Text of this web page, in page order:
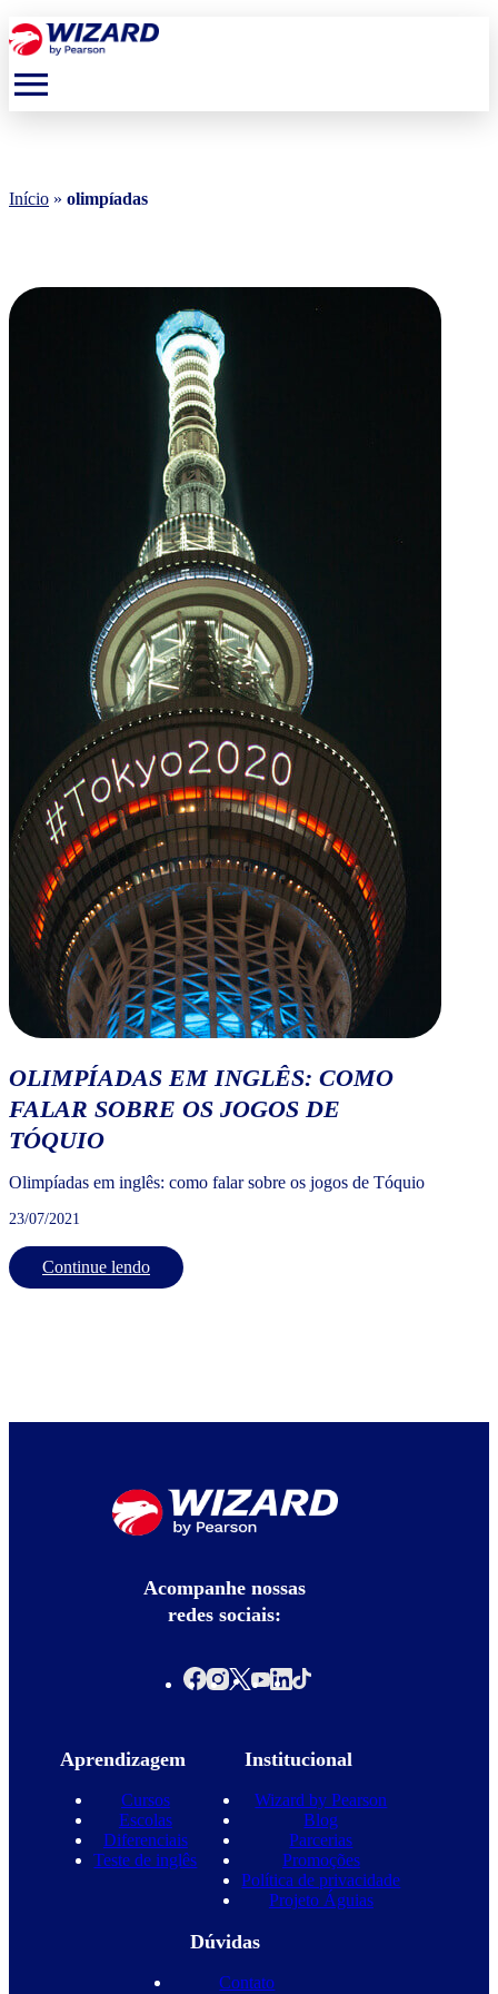
menu
Início » olimpíadas
OLIMPÍADAS EM INGLÊS: COMO
FALAR SOBRE OS JOGOS DE
TÓQUIO
Olimpíadas em inglês: como falar sobre os jogos de Tóquio
23/07/2021
Continue lendo
Acompanhe nossas
redes sociais:
Aprendizagem
Cursos
Escolas
Diferenciais
Teste de inglês
Institucional
Wizard by Pearson
Blog
Parcerias
Promoções
Política de privacidade
Projeto Águias
Dúvidas
Contato